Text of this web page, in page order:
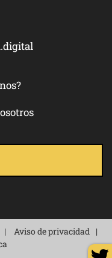
Aviso de privacidad